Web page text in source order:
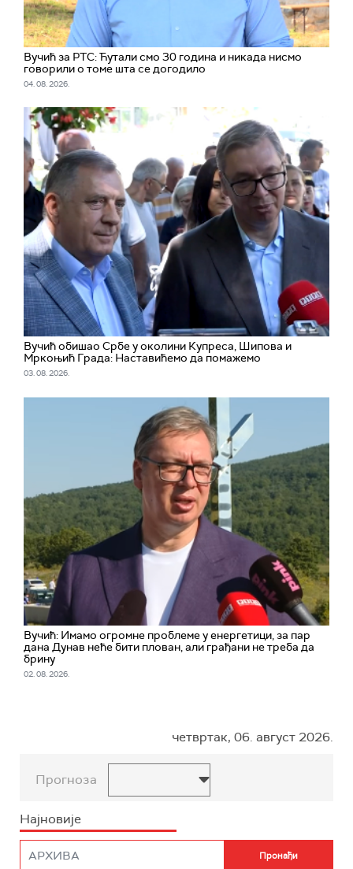
Вучић за РТС: Ћутали смо 30 година и никада нисмо
говорили о томе шта се догодило
04. 08. 2026.
Вучић обишао Србе у околини Купреса, Шипова и
Мркоњић Града: Наставићемо да помажемо
03. 08. 2026.
Вучић: Имамо огромне проблеме у енергетици, за пар
дана Дунав неће бити плован, али грађани не треба да
брину
02. 08. 2026.
четвртак, 06. август 2026.
Прогноза
Најновије